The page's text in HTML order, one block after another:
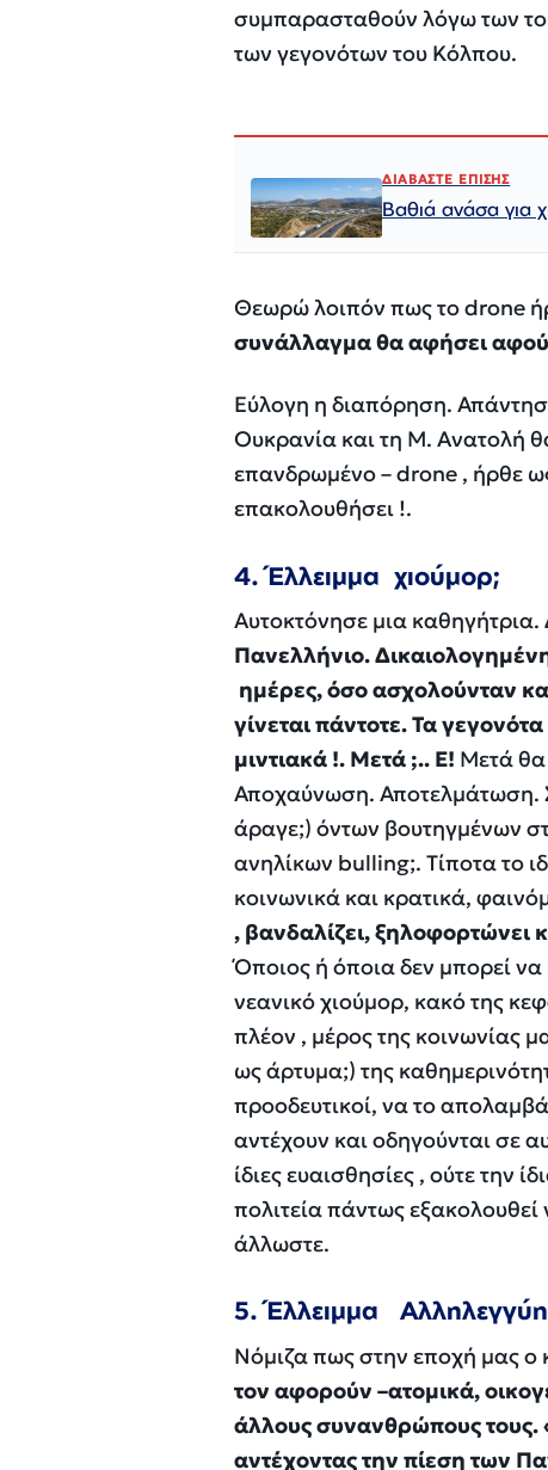
συμπαρασταθούν λόγω των
των γεγονότων του Κόλπου.
ΔΙΑΒΑΣΤΕ ΕΠΙΣΗΣ
Βαθιά ανάσα για
Θεωρώ λοιπόν πως το drone
συνάλλαγμα θα αφήσει
Εύλογη η διαπόρηση.
Ουκρανία και τη Μ. Ανατολή
επανδρωμένο – drone , ήρθε
επακολουθήσει !.
4. Έλλειμμα χιούμορ;
Αυτοκτόνησε μια
Πανελλήνιο.
ημέρες, όσο ασχολούνταν
γίνεται πάντοτε. Τα
μιντιακά !. Μετά ;.. Ε! Μετά θα
Αποχαύνωση. Αποτελμάτωση.
άραγε;) όντων βουτηγμένων
ανηλίκων bulling;. Τίποτα το
κοινωνικά και κρατικά,
, βανδαλίζει,ξηλοφορτώνει
Όποιος ή όποια δεν μπορεί να
νεανικό χιούμορ, κακό της
πλέον , μέρος της κοινωνίας
ως άρτυμα;) της
προοδευτικοί, να το
αντέχουν και οδηγούνται σε
ίδιες ευαισθησίες , ούτε την
πολιτεία πάντως
άλλωστε.
5. Έλλειμμα
Νόμιζα πως στην εποχή μας ο
τον αφορούν –ατομικά,
άλλους συνανθρώπους
αντέχοντας την πίεση των